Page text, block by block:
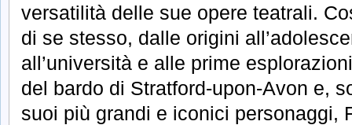
versatilità delle sue opere teatrali.
di se stesso, dalle origini
all’università e alle prime
del bardo di Stratford-upon-Avon e,
suoi più grandi e iconici personaggi,